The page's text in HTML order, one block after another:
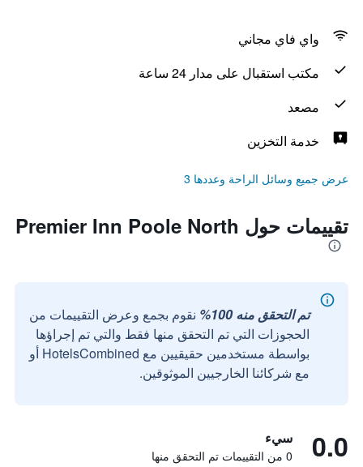
واي فاي مجاني
مكتب استقبال على مدار 24 ساعة
مصعد
خدمة التخزين
عرض جميع وسائل الراحة وعددها 3
تقييمات حول Premier Inn Poole North
تم التحقق منه 100%
نقوم بجمع وعرض التقييمات من
الحجوزات التي تم التحقق منها فقط والتي تم إجراؤها
بواسطة مستخدمين حقيقيين مع HotelsCombined أو
مع شركائنا الخارجيين الموثوقين.
0.0 سيء
0 من التقييمات تم التحقق منها